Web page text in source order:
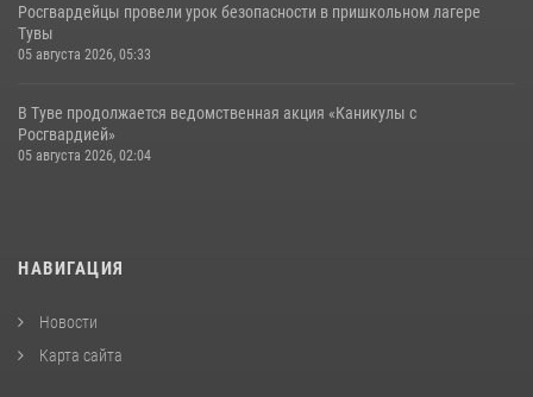
Росгвардейцы провели урок безопасности в пришкольном лагере
Тувы
05 августа 2026, 05:33
В Туве продолжается ведомственная акция «Каникулы с
Росгвардией»
05 августа 2026, 02:04
НАВИГАЦИЯ
Новости
Карта сайта